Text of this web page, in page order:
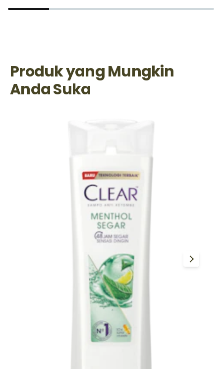
Produk yang Mungkin
Anda Suka